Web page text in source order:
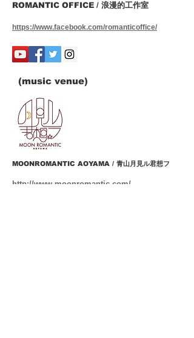
ROMANTIC OFFICE / 浪漫的工作室
https://www.facebook.com/romanticoffice/
(music venue)
MOONROMANTIC AOYAMA / 青山月見ル君想フ
http://www.moonromantic.com/